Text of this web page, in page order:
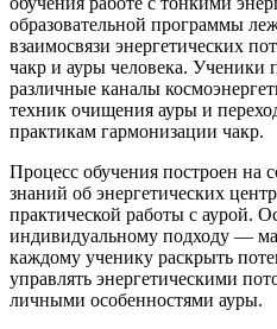
образовательной программы
взаимосвязи энергетических
чакр и ауры человека. Ученики
различные каналы
техник очищения ауры и
практикам гармонизации чакр.
Процесс обучения построен на
знаний об энергетических
практической работы с аурой.
индивидуальному подходу —
каждому ученику раскрыть
управлять энергетическими
личными особенностями ауры.